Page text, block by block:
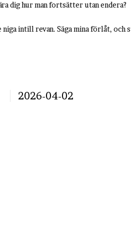
dig hur man fortsätter utan endera?
niga intill revan. Säga mina förlåt,
2026-04-02